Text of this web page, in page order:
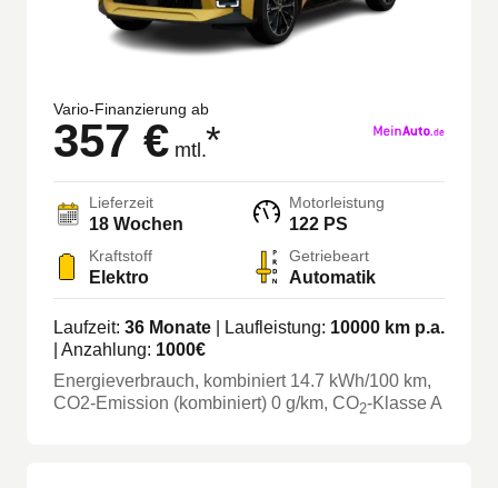
Vario-Finanzierung ab
357 € mtl.*
Lieferzeit
18 Wochen
Motorleistung
122 PS
Kraftstoff
Elektro
Getriebeart
Automatik
Laufzeit: 36 Monate | Laufleistung: 10000 km p.a.
| Anzahlung: 1000€
Energieverbrauch, kombiniert 14.7 kWh/100 km,
CO2-Emission (kombiniert) 0 g/km, CO2-KlasseA